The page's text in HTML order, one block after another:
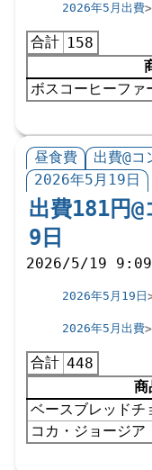
2026年5月出費
合計 158
ボスコーヒーフ
昼食費 出費@コ
2026年5月19日
出費181円
9日
2026/5/19
2026年5月19日
2026年5月出費
合計 448
商
ベースブレッドチ
コカ・ジョージ